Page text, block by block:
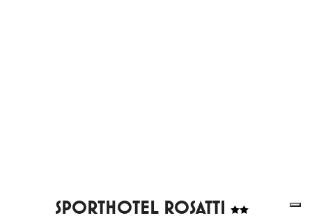
SPORTHOTEL ROSATTI